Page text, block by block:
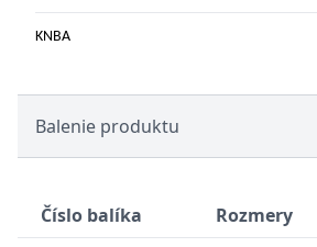
KNBA
Balenie produktu
Číslo balíka Rozmery